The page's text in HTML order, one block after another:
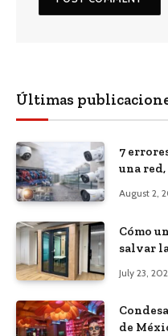
Últimas
7
una
August 2,
Cómo
salvar
July 23,
de